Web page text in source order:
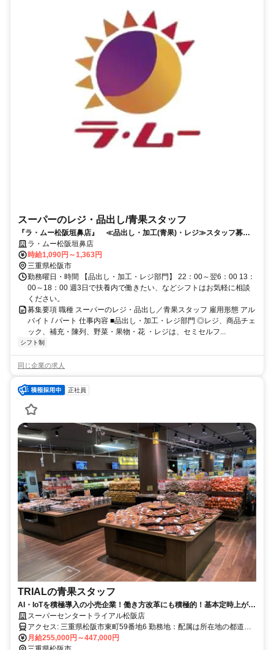
スーパーのレジ・品出し/青果スタッフ
『ラ・ムー松阪垣鼻店』 ≪品出し・加工(青果)・レジ≫スタッフ募集
中 ラ・ムー松阪垣鼻店
時給1,090円～1,363円
三重県松阪市
勤務曜日・時間 【品出し・加工・レジ部門】 22：00～翌6：00 13：
00～18：00 週3日で扶養内で働きたい、などシフトはお気軽に相談
ください。
募集要項 職種 スーパーのレジ・品出し／青果スタッフ 雇用形態 アル
バイト / パート 仕事内容 ■品出し・加工・レジ部門 ◎レジ、商品チェ
ック、補充・陳列、野菜・果物・花 ・レジは、セミセルフ...
シフト制
同じ企業の求人
正社員
TRIALの青果スタッフ
AI・IoTを積極導入の小売企業！働き方改革にも積極的！基本定時上が
り！スーパーセンタートライアル松阪店
アクセス: 三重県松阪市東町59番地6 勤務地：配属は所在地の都道府
県 ※初任地は最寄りの店舗又は希望エリアを優先し配属します。 ※
月給255,000円～447,000円